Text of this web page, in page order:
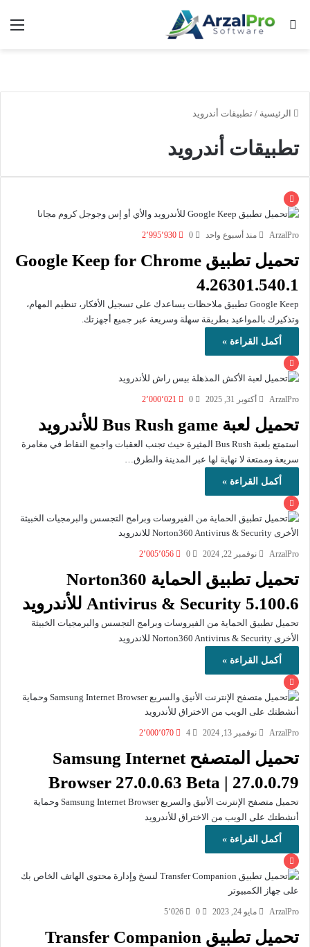
بحث عن
الرئيسية / تطبيقات أندرويد
تطبيقات أندرويد
ArzalPro منذ أسبوع واحد 0 2٬995٬930
تحميل تطبيق Google Keep for Chrome
4.26301.540.1
Google Keep تطبيق ملاحظات يساعدك على تسجيل الأفكار، تنظيم المهام،
وتذكيرك بالمواعيد بطريقة سهلة وسريعة عبر جميع أجهزتك.
أكمل القراءة »
ArzalPro أكتوبر 31, 2025 0 2٬000٬021
تحميل لعبة Bus Rush game للأندرويد
استمتع بلعبة Bus Rush المثيرة حيث تجنب العقبات واجمع النقاط في مغامرة
سريعة وممتعة لا نهاية لها عبر المدينة والطرق…
أكمل القراءة »
ArzalPro نوفمبر 22, 2024 0 2٬005٬056
تحميل تطبيق الحماية Norton360
Antivirus & Security 5.100.6 للأندرويد
تحميل تطبيق الحماية من الفيروسات وبرامج التجسس والبرمجيات الخبيثة
الأخرى Norton360 Antivirus & Security للاندرويد
أكمل القراءة »
ArzalPro نوفمبر 13, 2024 4 2٬000٬070
تحميل المتصفح Samsung Internet
Browser 27.0.0.63 Beta | 27.0.0.79
تحميل متصفح الإنترنت الأنيق والسريع Samsung Internet Browser وحماية
أنشطتك على الويب من الاختراق للأندرويد
أكمل القراءة »
ArzalPro مايو 24, 2023 0 5٬026
تحميل تطبيق Transfer Companion